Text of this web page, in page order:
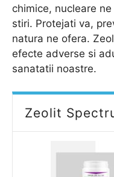
chimice, nucleare
stiri. Protejati va,
natura ne ofera.
efecte adverse si
sanatatii noastre.
Zeolit